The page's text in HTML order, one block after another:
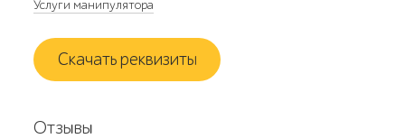
Услуги манипулятора
Скачать реквизиты
Отзывы